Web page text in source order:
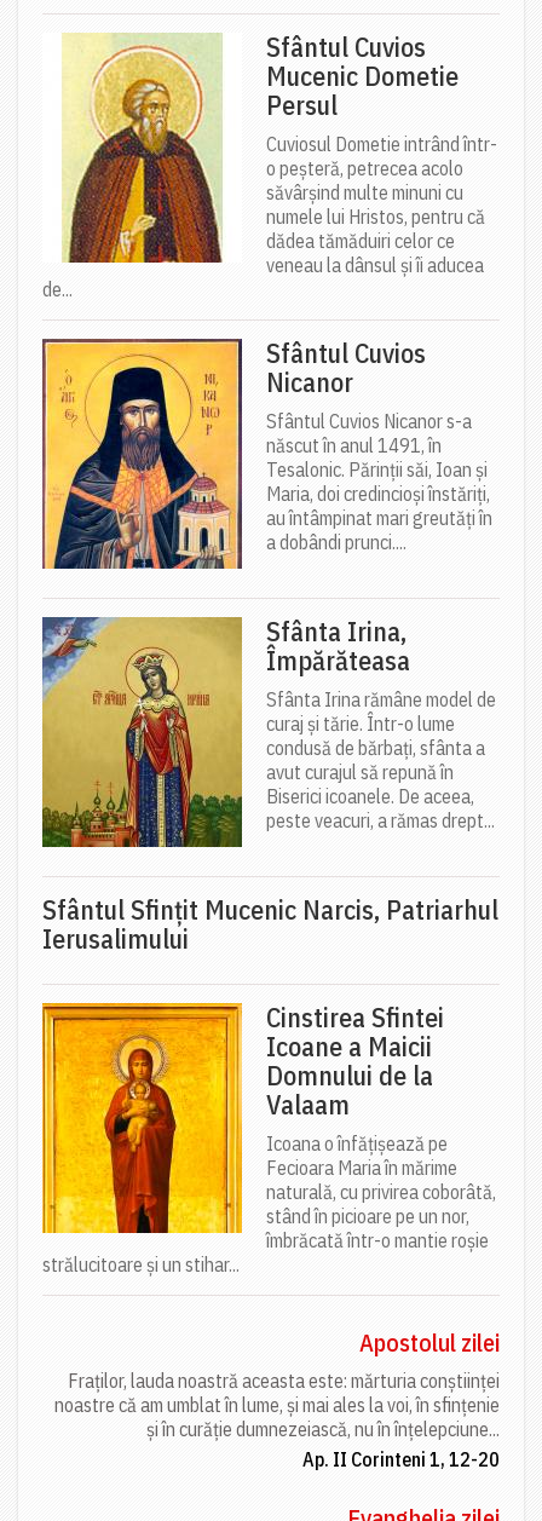
Sfântul Cuvios
Mucenic Dometie
Persul
Cuviosul Dometie intrând într-
o peșteră, petrecea acolo
săvârșind multe minuni cu
numele lui Hristos, pentru că
dădea tămăduiri celor ce
veneau la dânsul și îi aducea
de...
Sfântul Cuvios
Nicanor
Sfântul Cuvios Nicanor s-a
născut în anul 1491, în
Tesalonic. Părinții săi, Ioan și
Maria, doi credincioși înstăriți,
au întâmpinat mari greutăți în
a dobândi prunci....
Sfânta Irina,
Împărăteasa
Sfânta Irina rămâne model de
curaj și tărie. Într-o lume
condusă de bărbați, sfânta a
avut curajul să repună în
Biserici icoanele. De aceea,
peste veacuri, a rămas drept...
Sfântul Sfinţit Mucenic Narcis, Patriarhul
Ierusalimului
Cinstirea Sfintei
Icoane a Maicii
Domnului de la
Valaam
Icoana o înfățișează pe
Fecioara Maria în mărime
naturală, cu privirea coborâtă,
stând în picioare pe un nor,
îmbrăcată într-o mantie roșie
strălucitoare și un stihar...
Apostolul zilei
Fraților, lauda noastră aceasta este: mărturia conștiinței
noastre că am umblat în lume, și mai ales la voi, în sfințenie
și în curăție dumnezeiască, nu în înțelepciune...
Ap. II Corinteni 1, 12-20